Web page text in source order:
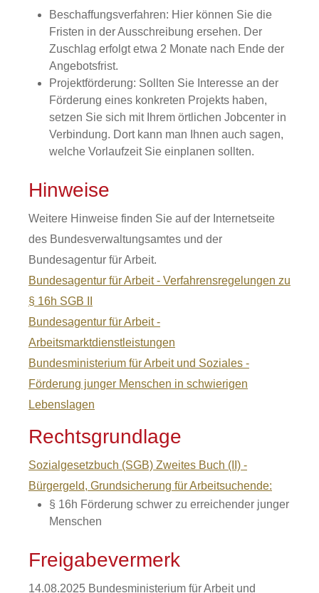
Beschaffungsverfahren: Hier können Sie die
Fristen in der Ausschreibung ersehen. Der
Zuschlag erfolgt etwa 2 Monate nach Ende der
Angebotsfrist.
Projektförderung: Sollten Sie Interesse an der
Förderung eines konkreten Projekts haben,
setzen Sie sich mit Ihrem örtlichen Jobcenter in
Verbindung. Dort kann man Ihnen auch sagen,
welche Vorlaufzeit Sie einplanen sollten.
Hinweise
Weitere Hinweise finden Sie auf der Internetseite
des Bundesverwaltungsamtes und der
Bundesagentur für Arbeit.
Bundesagentur für Arbeit - Verfahrensregelungen zu
§ 16h SGB II
Bundesagentur für Arbeit -
Arbeitsmarktdienstleistungen
Bundesministerium für Arbeit und Soziales -
Förderung junger Menschen in schwierigen
Lebenslagen
Rechtsgrundlage
Sozialgesetzbuch (SGB) Zweites Buch (II) -
Bürgergeld, Grundsicherung für Arbeitsuchende:
§ 16h Förderung schwer zu erreichender junger
Menschen
Freigabevermerk
14.08.2025 Bundesministerium für Arbeit und